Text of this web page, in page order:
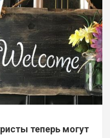
теперь могут